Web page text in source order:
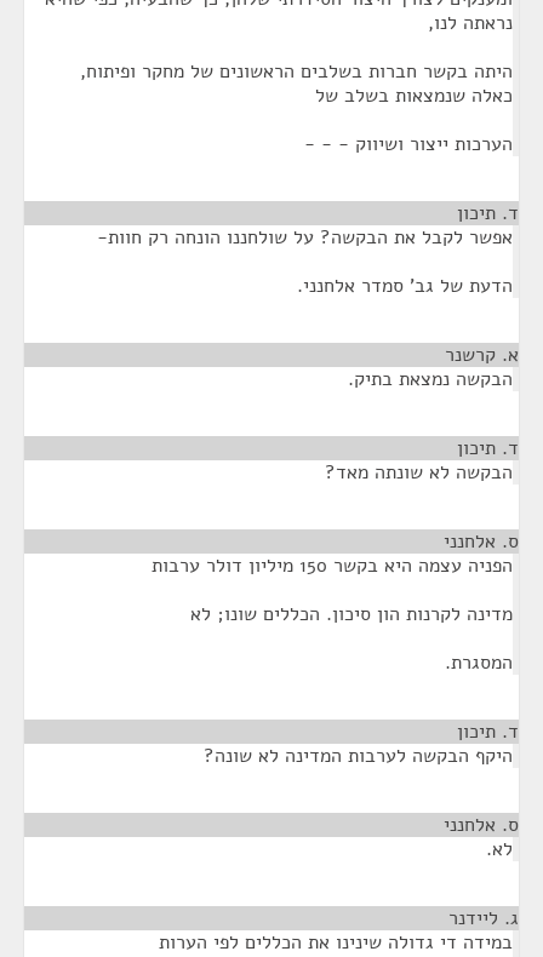
נראתה לנו,
היתה בקשר חברות בשלבים הראשונים של מחקר ופיתוח,
כאלה שנמצאות בשלב של
הערכות ייצור ושיווק - - -
ד. תיכון
אפשר לקבל את הבקשה? על שולחננו הונחה רק חוות-
הדעת של גב' סמדר אלחנני.
א. קרשנר
הבקשה נמצאת בתיק.
ד. תיכון
הבקשה לא שונתה מאד?
ס. אלחנני
הפניה עצמה היא בקשר 150 מיליון דולר ערבות
מדינה לקרנות הון סיכון. הכללים שונו; לא
המסגרת.
ד. תיכון
היקף הבקשה לערבות המדינה לא שונה?
ס. אלחנני
לא.
ג. ליידנר
במידה די גדולה שינינו את הכללים לפי הערות